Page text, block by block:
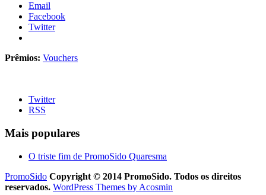
Email
Facebook
Twitter
Prêmios: Vouchers
Twitter
RSS
Mais populares
O triste fim de PromoSido Quaresma
PromoSido Copyright © 2014 PromoSido. Todos os direitos
reservados. WordPress Themes by Acosmin